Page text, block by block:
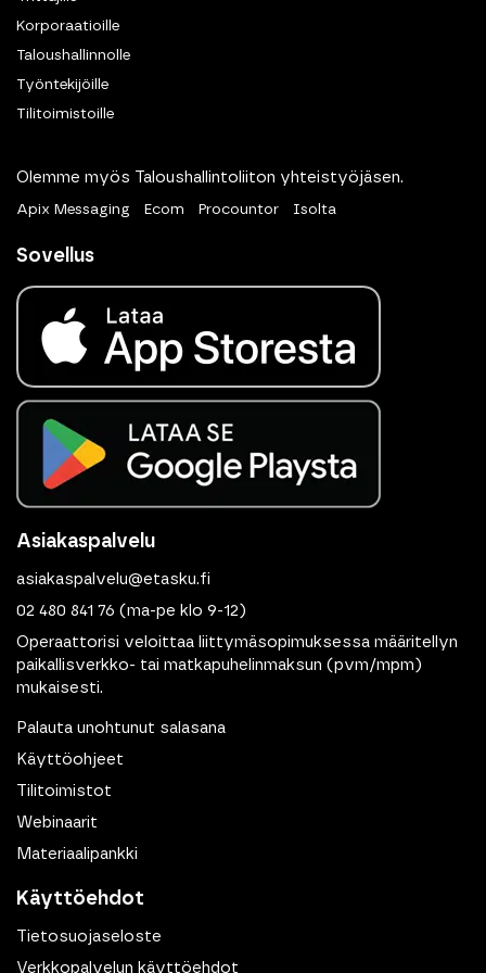
Korporaatioille
Taloushallinnolle
Työntekijöille
Tilitoimistoille
Olemme myös Taloushallintoliiton yhteistyöjäsen.
Apix Messaging Ecom Procountor Isolta
Sovellus
Asiakaspalvelu
asiakaspalvelu@etasku.fi
02 480 841 76 (ma-pe klo 9-12)
Operaattorisi veloittaa liittymäsopimuksessa määritellyn
paikallisverkko- tai matkapuhelinmaksun (pvm/mpm)
mukaisesti.
Palauta unohtunut salasana
Käyttöohjeet
Tilitoimistot
Webinaarit
Materiaalipankki
Käyttöehdot
Tietosuojaseloste
Verkkopalvelun käyttöehdot